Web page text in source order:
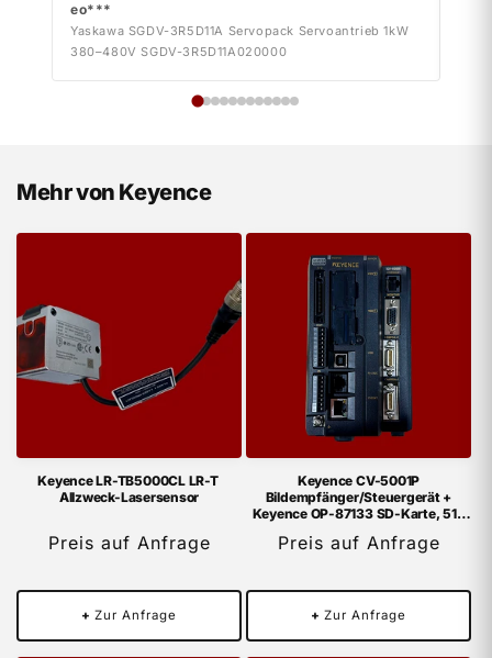
eo***
Yaskawa SGDV-3R5D11A Servopack Servoantrieb 1kW
380–480V SGDV-3R5D11A020000
Mehr von Keyence
Keyence LR-TB5000CL LR-T
Allzweck-Lasersensor
Preis auf Anfrage
+ Zur Anfrage
Keyence CV-5001P
Bildempfänger/Steuergerät +
Keyence OP-87133 SD-Karte, 512
Preis auf Anfrage
+ Zur Anfrage